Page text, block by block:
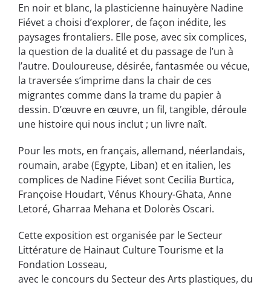
En noir et blanc, la plasticienne hainuyère Nadine
Fiévet a choisi d’explorer, de façon inédite, les
paysages frontaliers. Elle pose, avec six complices,
la question de la dualité et du passage de l’un à
l’autre. Douloureuse, désirée, fantasmée ou vécue,
la traversée s’imprime dans la chair de ces
migrantes comme dans la trame du papier à
dessin. D’œuvre en œuvre, un fil, tangible, déroule
une histoire qui nous inclut ; un livre naît.
Pour les mots, en français, allemand, néerlandais,
roumain, arabe (Egypte, Liban) et en italien, les
complices de Nadine Fiévetsont Cecilia Burtica,
Françoise Houdart, Vénus Khoury-Ghata, Anne
Letoré, Gharraa Mehana et Dolorès Oscari.
Cette exposition est organisée par le Secteur
Littérature de Hainaut Culture Tourisme et la
Fondation Losseau,
avec le concours du Secteur des Arts plastiques, du